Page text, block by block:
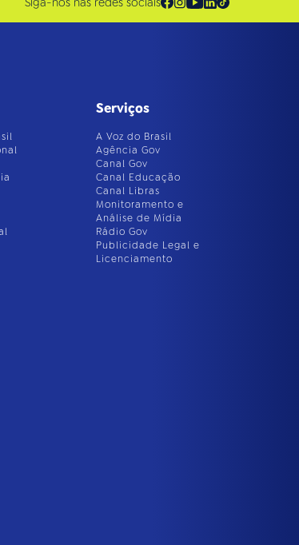
Serviços
A Voz do Brasil
Agência Gov
Canal Gov
Canal Educação
Canal Libras
Monitoramento e
Análise de Mídia
Rádio Gov
Publicidade Legal e
Licenciamento